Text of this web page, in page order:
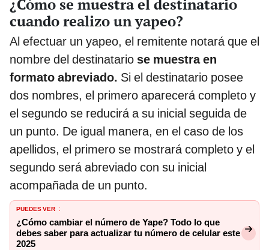
¿Cómo se muestra el destinatario
cuando realizo un yapeo?
Al efectuar un yapeo, el remitente notará que el
nombre del destinatario se muestra en
formato abreviado. Si el destinatario posee
dos nombres, el primero aparecerá completo y
el segundo se reducirá a su inicial seguida de
un punto. De igual manera, en el caso de los
apellidos, el primero se mostrará completo y el
segundo será abreviado con su inicial
acompañada de un punto.
PUEDES VER :
¿Cómo cambiar el número de Yape? Todo lo que
debes saber para actualizar tu número de celular este
2025